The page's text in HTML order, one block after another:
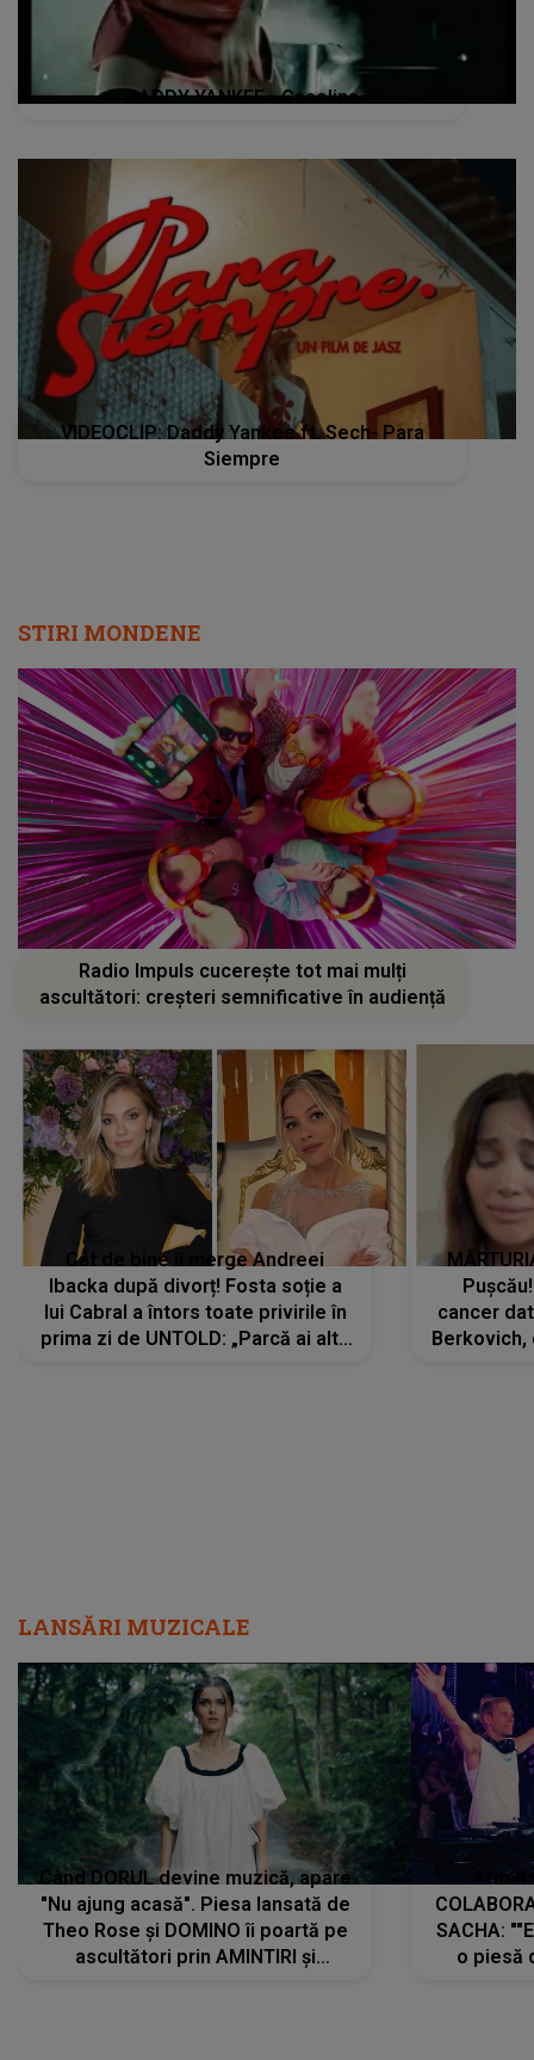
DADDY YANKEE - Gasolina
VIDEOCLIP: Daddy Yankee ft. Sech- Para
Siempre
STIRI MONDENE
Radio Impuls cucerește tot mai mulți
ascultători: creșteri semnificative în audiență
Cât de bine îi merge Andreei
Ibacka după divorț! Fosta soție a
lui Cabral a întors toate privirile în
prima zi de UNTOLD: „Parcă ai altă
cancer
LANSĂRI MUZICALE
Când DORUL devine muzică, apare
"Nu ajung acasă". Piesa lansată de
Theo Rose și DOMINO îi poartă pe
ascultători prin AMINTIRI și
SACHA:
o piesă